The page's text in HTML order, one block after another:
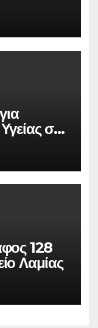
στη
128
Λαμίας